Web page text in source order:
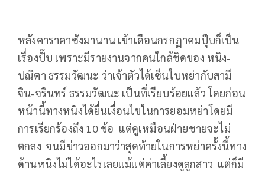
หลังคาราคาซังมานาน เข้าเดือนกรกฏาคมปุ๊บก็เป็น
เรื่องปั๊บ เพราะมีรายงานจากคนใกล้ชิดของ หนิง-
ปณิตา ธรรมวัฒนะ ว่าเจ้าตัวได้เซ็นใบหย่ากับสามี
จิน-จรินทร์ ธรรมวัฒนะ เป็นที่เรียบร้อยแล้ว โดยก่อน
หน้านี้ทางหนิงได้ยื่นเงื่อนไขในการยอมหย่าโดยมี
การเรียกร้องถึง 10 ข้อ แต่ดูเหมือนฝ่ายชายจะไม่
ตกลง จนมีข่าวออกมาว่าสุดท้ายในการหย่าครั้งนี้ทาง
ด้านหนิงไม่ได้อะไรเลยแม้แต่ค่าเลี้ยงดูลูกสาว แต่ก็มี